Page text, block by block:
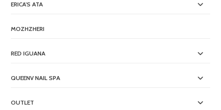
ERICA'S ATA
MOZHZHERI
RED IGUANA
QUEENV NAIL SPA
OUTLET